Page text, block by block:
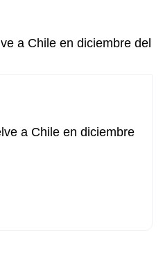
a Chile en diciembre